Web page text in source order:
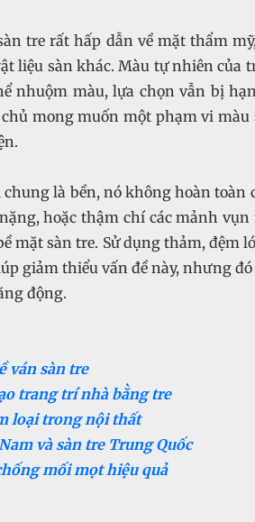
tre rất hấp dẫn về mặt thẩm
liệu sàn khác. Màu tự nhiên của
nhuộm màu, lựa chọn vẫn bị
mong muốn một phạm vi màu
chung là bền, nó không hoàn toàn
hoặc thậm chí các mảnh vụn
mặt sàn tre. Sử dụng thảm, đệm
giảm thiểu vấn đề này, nhưng
động.
ván sàn tre
trang trí nhà bằng tre
loại trong nội thất
và sàn tre Trung Quốc
mối mọt hiệu quả